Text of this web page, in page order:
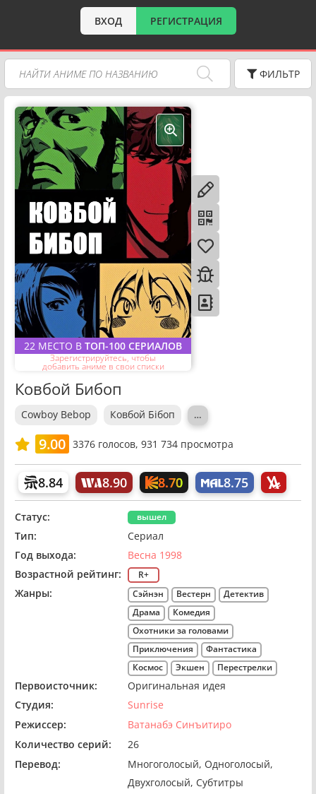
ВХОД РЕГИСТРАЦИЯ
ФИЛЬТР
22 МЕСТО В ТОП-100 СЕРИАЛОВ
Зарегистрируйтесь, чтобы
добавить аниме в свои списки
Ковбой Бибоп
Cowboy Bebop Ковбой Бібоп …
9.00 3376голосов, 931 734 просмотра
8.84 8.90 8.70 8.75
Статус: вышел
Тип:
Сериал
Год выхода:
Весна 1998
Возрастной рейтинг:
R+
Жанры: Сэйнэн Вестерн
Детектив
Драма
Комедия
Охотники за головами
Приключения
Фантастика
Космос
Экшен Перестрелки
Первоисточник:
Оригинальная идея
Студия:
Sunrise
Режиссер:
Ватанабэ Синъитиро
Количество серий:
26
Перевод:
Многоголосый Одноголосый
Двухголосый Субтитры